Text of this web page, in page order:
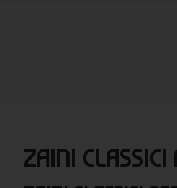
ZAINI